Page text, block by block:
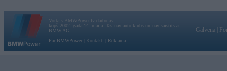
Vortāls BMWPower.lv darbojas
kopš 2002. gada 14. maija. Tas nav auto klubs un nav saistīts ar
BMW AG.
Par BMWPower
Kontakti Reklāma
Galvena